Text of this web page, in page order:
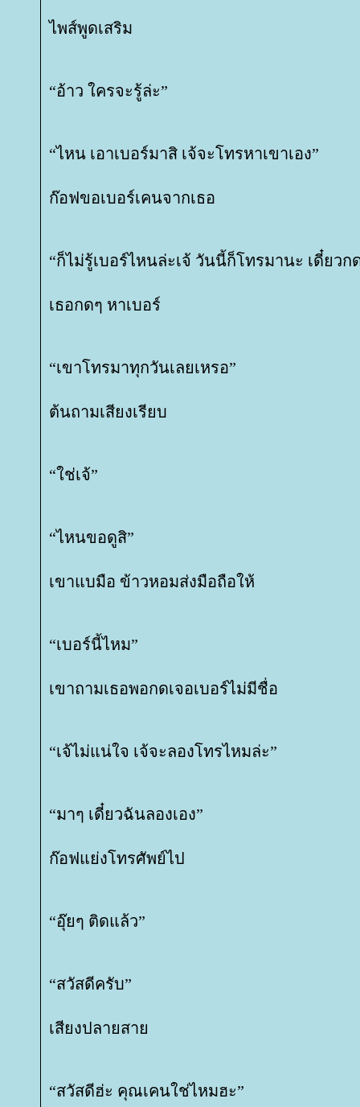
ไพส์พูดเสริม
“อ้าว ใครจะรู้ล่ะ”
“ไหน เอาเบอร์มาสิ เจ้จะโทรหาเขาเอง”
ก๊อฟขอเบอร์เคนจากเธอ
“ก็ไม่รู้เบอร์ไหนล่ะเจ้ วันนี้ก็โทรมานะ เดี๋ยวก
เธอกดๆ หาเบอร์
“เขาโทรมาทุกวันเลยเหรอ”
ต้นถามเสียงเรียบ
“ใช่เจ้”
“ไหนขอดูสิ”
เขาแบมือ ข้าวหอมส่งมือถือให้
“เบอร์นี้ไหม”
เขาถามเธอพอกดเจอเบอร์ไม่มีชื่อ
“เจ้ไม่แน่ใจ เจ้จะลองโทรไหมล่ะ”
“มาๆ เดี๋ยวฉันลองเอง”
ก๊อฟแย่งโทรศัพย์ไป
“อุ๊ยๆ ติดแล้ว”
“สวัสดีครับ”
เสียงปลายสา
“สวัสดีฮ่ะ คุณเคนใช่ไหมฮะ”